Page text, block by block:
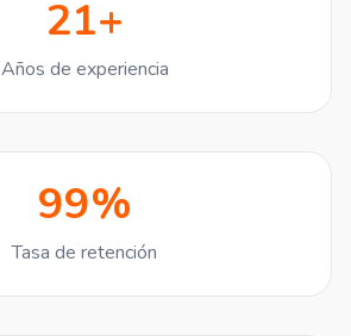
21+
Años de experiencia
99%
Tasa de retención